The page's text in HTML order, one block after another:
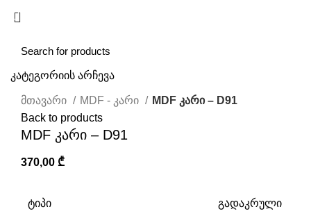
Click to enlarge
მთავარი
MDF - კარი
MDF კარი – D91
Back to products
MDF კარი – D91
370,00 ₾
ᲢᲘᲞᲘ გადაკრული
კატეგორიის არჩევა